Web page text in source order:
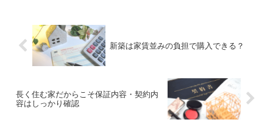
新築は家賃並みの負担で購入できる？
長く住む家だからこそ保証内容・契約内
容はしっかり確認